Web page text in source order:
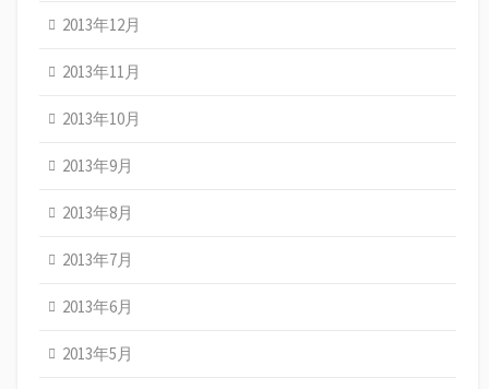
2013年12月
2013年11月
2013年10月
2013年9月
2013年8月
2013年7月
2013年6月
2013年5月